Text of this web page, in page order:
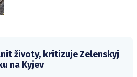
životy, kritizuje Zelenskyj
na Kyjev